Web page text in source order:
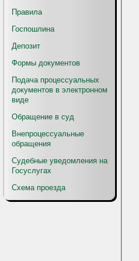
Правила
Госпошлина
Депозит
Формы документов
Подача процессуальных
документов в электронном
виде
Обращение в суд
Внепроцессуальные
обращения
Судебные уведомления на
Госуслугах
Схема проезда